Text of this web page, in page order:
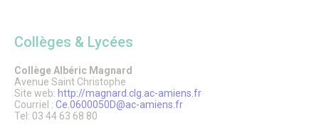
Sport
Les permanences de médiation
Service Citoyenneté – Etat Civil
Service jeunesse – Spot
Les permanences de médiation
Collèges & Lycées
Collège Albéric Magnard
Avenue Saint Christophe
Site web: http://magnard.clg.ac-amiens.fr
Courriel : Ce.0600050D@ac-amiens.fr
Tel: 03 44 63 68 80